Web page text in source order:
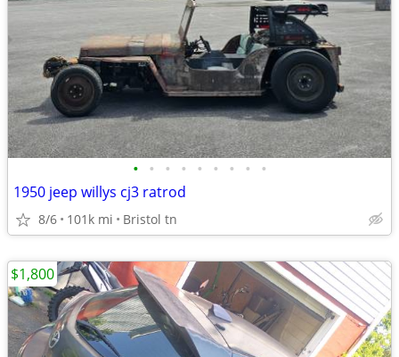
• • • • • • • • •
1950 jeep willys cj3 ratrod
8/6 101k mi Bristol tn
$1,800